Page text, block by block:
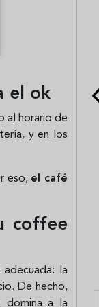
el ok
al horario de
y en los
eso, el café
coffee
adecuada: la
De hecho,
domina a la